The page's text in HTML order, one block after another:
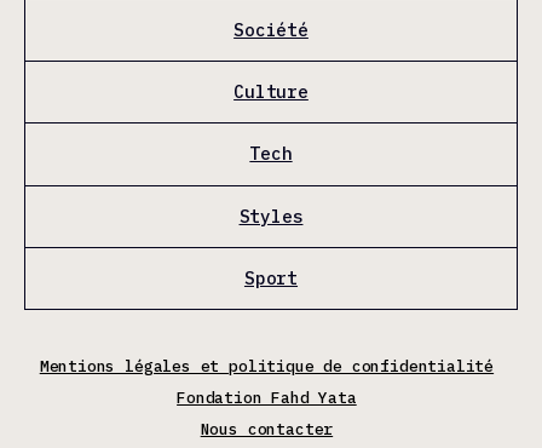
Société
Culture
Tech
Styles
Sport
Mentions légales et politique de confidentialité
Fondation Fahd Yata
Nous contacter